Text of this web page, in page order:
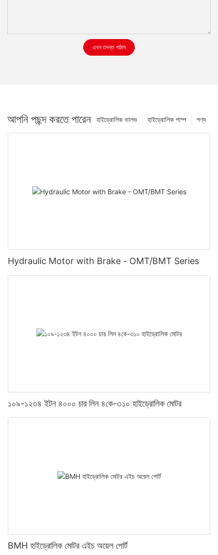
এখন তদন্ত পাঠান
আপনি পছন্দ করতে পারেন পণ্য
হাইড্রোলিক পাম্প
হাইড্রোলিক ভালভ
Hydraulic Motor with Brake - OMT/BMT Series
১০৯-১২৩৪ ইটন ৪০০০ চার লিন ৪কে-৩১০ হাইড্রোলিক মোটর
BMH হাইড্রোলিক মোটর এইচ অয়েল পোর্ট